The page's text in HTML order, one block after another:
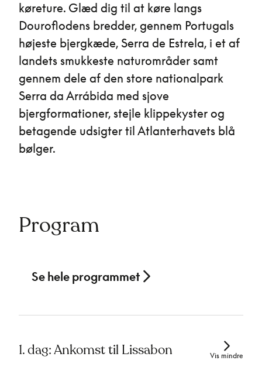
køreture. Glæd dig til at køre langs
Douroflodens bredder, gennem Portugals
højeste bjergkæde, Serra de Estrela, i et af
landets smukkeste naturområder samt
gennem dele af den store nationalpark
Serra da Arrábida med sjove
bjergformationer, stejle klippekyster og
betagende udsigter til Atlanterhavets blå
bølger.
Program
Se hele programmet
1. dag: Ankomst til Lissabon Vis mindre